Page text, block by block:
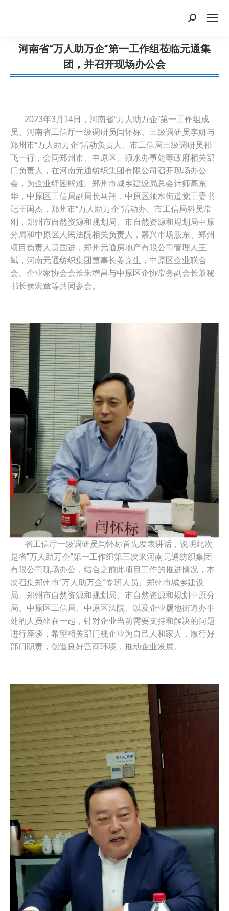
搜
河南省“万人助万企”第一工作组莅临元通集
团，并召开现场办公会
您在这里：
2023年3月14日，河南省“万人助万企”第一工作组成
员、河南省工信厅一级调研员闫怀标、三级调研员李妍与
郑州市“万人助万企”活动负责人、市工信局三级调研员祁
飞一行，会同郑州市、中原区、须水办事处等政府相关部
门负责人，在河南元通纺织集团有限公司召开现场办公
会，为企业纾困解难。郑州市城乡建设局总会计师高东
华，中原区工信局副局长马翔，中原区须水街道党工委书
记王国杰，郑州市“万人助万企”活动办、市工信局科员常
刚，郑州市自然资源和规划局、市自然资源和规划局中原
分局和中原区人民法院相关负责人，嘉兴市场股东、郑州
项目负责人黄国进，郑州元通房地产有限公司管理人王
斌，河南元通纺织集团董事长姜克生，中原区企业联合
会、企业家协会会长朱增昌与中原区企协常务副会长兼秘
书长侯宏章等共同参会。
省工信厅一级调研员闫怀标首先发表讲话，说明此次
是省“万人助万企”第一工作组第三次来河南元通纺织集团
有限公司现场办公，结合之前此项目工作的推进情况，本
次召集郑州市“万人助万企”专班人员、郑州市城乡建设
局、郑州市自然资源和规划局、市自然资源和规划中原分
局、中原区工信局、中原区法院、以及企业属地街道办事
处的人员坐在一起，针对企业当前需要支持和解决的问题
进行座谈，希望相关部门视企业为自己人和家人，履行好
部门职责，创造良好营商环境，推动企业发展。